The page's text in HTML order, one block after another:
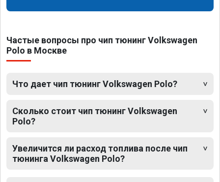
Частые вопросы про чип тюнинг Volkswagen
Polo в Москве
Что дает чип тюнинг Volkswagen Polo?
Сколько стоит чип тюнинг Volkswagen
Polo?
Увеличится ли расход топлива после чип
тюнинга Volkswagen Polo?